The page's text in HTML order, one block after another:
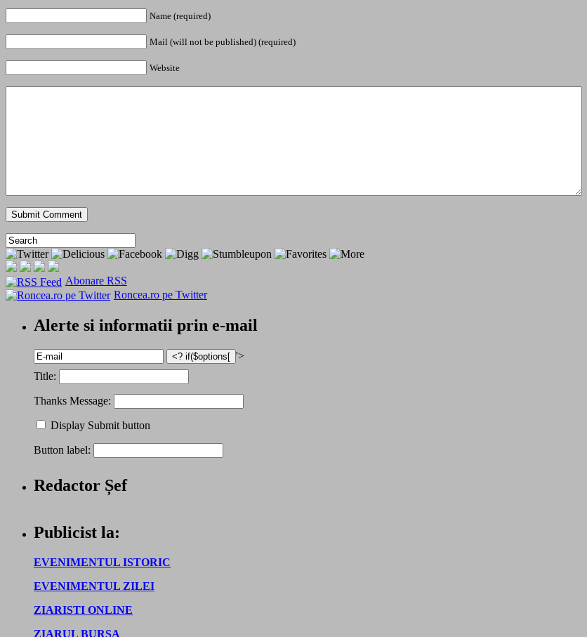
Name (required)
Mail (will not be published) (required)
Website
Abonare RSS
Roncea.ro pe Twitter
Alerte si informatii prin e-mail
'>
Title:
Thanks Message:
Display Submit button
Button label:
Redactor Șef
Publicist la:
EVENIMENTUL ISTORIC
EVENIMENTUL ZILEI
ZIARISTI ONLINE
ZIARUL BURSA